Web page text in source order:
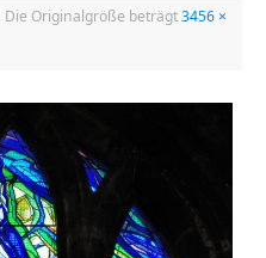
Die Originalgröße beträgt3456 ×